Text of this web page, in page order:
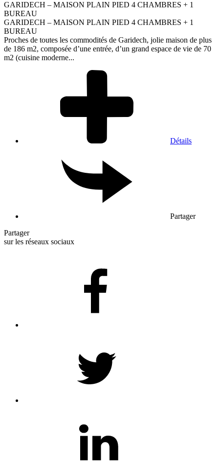
GARIDECH – MAISON PLAIN PIED 4 CHAMBRES + 1
BUREAU
GARIDECH – MAISON PLAIN PIED 4 CHAMBRES + 1
BUREAU
Proches de toutes les commodités de Garidech, jolie maison de plus
de 186 m2, composée d’une entrée, d’un grand espace de vie de 70
m2 (cuisine moderne...
Détails
Partager
Partager
sur les réseaux sociaux